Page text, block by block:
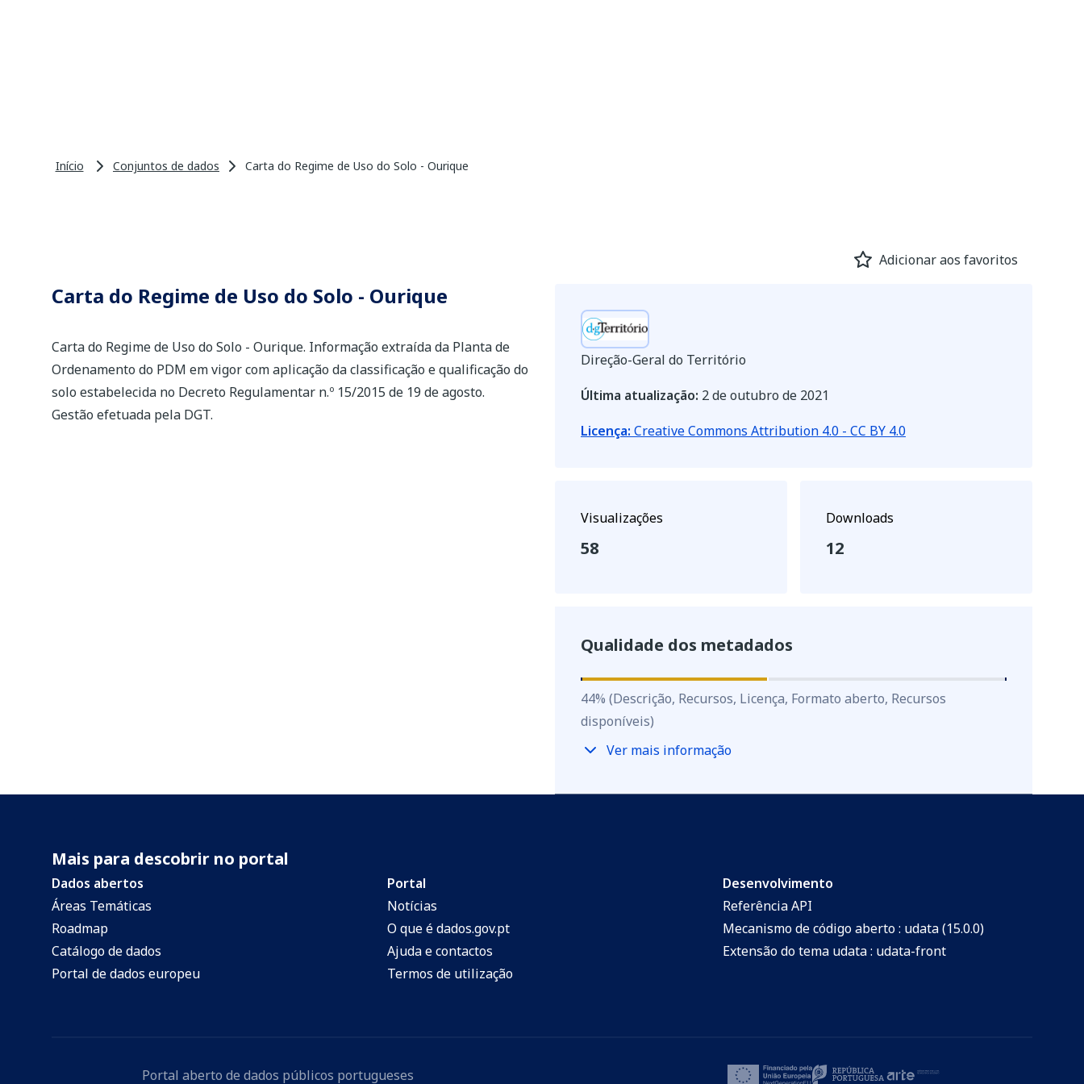
Início Conjuntos de dados Carta do Regime de Uso do Solo - Ourique
Adicionar aos favoritos
Carta do Regime de Uso do Solo - Ourique
Carta do Regime de Uso do Solo - Ourique. Informação extraída da Planta de
Ordenamento do PDM em vigor com aplicação da classificação e qualificação do
solo estabelecida no Decreto Regulamentar n.º 15/2015 de 19 de agosto.
Gestão efetuada pela DGT.
Direção-Geral do Território
Última atualização: 2 de outubro de 2021
Licença: Creative Commons Attribution 4.0 - CC BY 4.0
Visualizações
58
Downloads
12
Qualidade dos metadados
44%
44% (Descrição, Recursos, Licença, Formato aberto, Recursos
disponíveis)
Ver mais informação
Mais para descobrir no portal
Dados abertos
Áreas Temáticas
Roadmap
Catálogo de dados
Portal de dados europeu
Portal
Notícias
O que é dados.gov.pt
Ajuda e contactos
Termos de utilização
Desenvolvimento
Referência API
Mecanismo de código aberto : udata (15.0.0)
Extensão do tema udata : udata-front
Portal aberto de dados públicos portugueses